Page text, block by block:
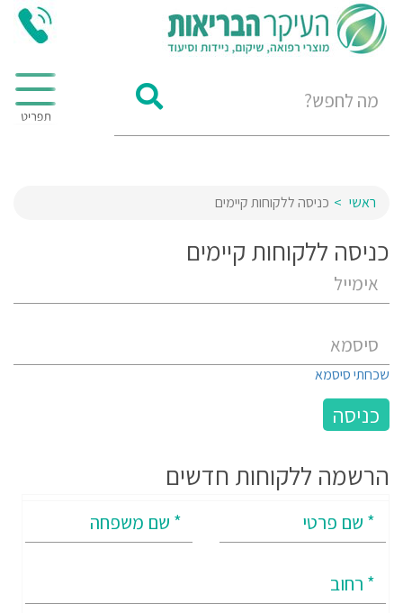
ראשי כניסה ללקוחות קיימים
כניסה ללקוחות קיימים
שכחתי סיסמא
הרשמה ללקוחות חדשים